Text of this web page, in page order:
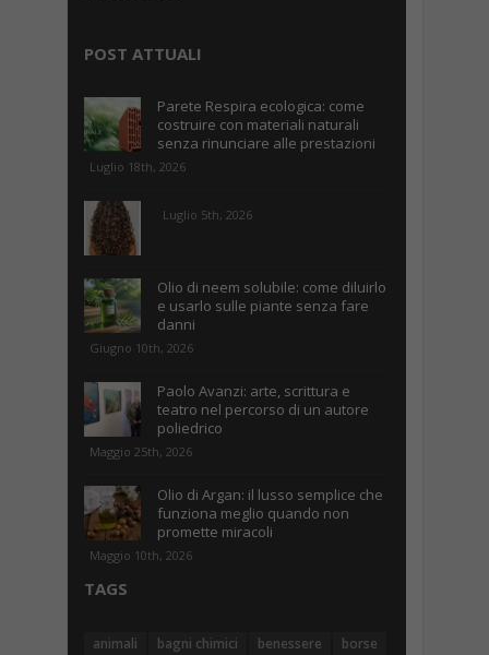
POST ATTUALI
Parete Respira ecologica: come
costruire con materiali naturali
senza rinunciare alle prestazioni
Luglio 18th, 2026
Luglio 5th, 2026
Olio di neem solubile: come diluirlo
e usarlo sulle piante senza fare
danni
Giugno 10th, 2026
Paolo Avanzi: arte, scrittura e
teatro nel percorso di un autore
poliedrico
Maggio 25th, 2026
Olio di Argan: il lusso semplice che
funziona meglio quando non
promette miracoli
Maggio 10th, 2026
TAGS
animali bagni chimici benessere
borse